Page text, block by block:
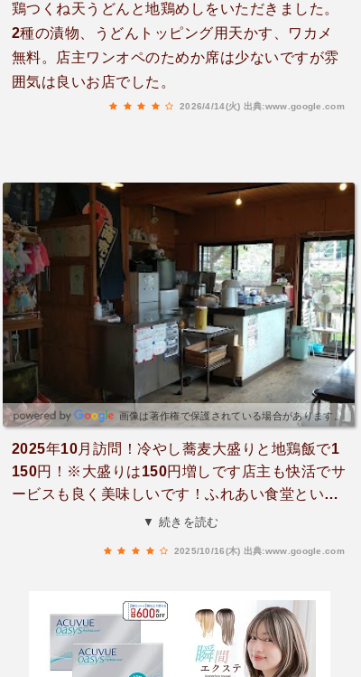
鶏つくね天うどんと地鶏めしをいただきました。
2種の漬物、うどんトッピング用天かす、ワカメ
無料。店主ワンオペのためか席は少ないですが雰
囲気は良いお店でした。
2026/4/14(火) 出典:www.google.com
画像は著作権で保護されている場合があります。
2025年10月訪問！冷やし蕎麦大盛りと地鶏飯で1
150円！※大盛りは150円増しです店主も快活でサ
ービスも良く美味しいです！ふれあい食堂という
名の如く窓が網戸なしの全開で蜂や虫が入り放題
▼ 続きを読む
2025/10/16(木) 出典:www.google.com